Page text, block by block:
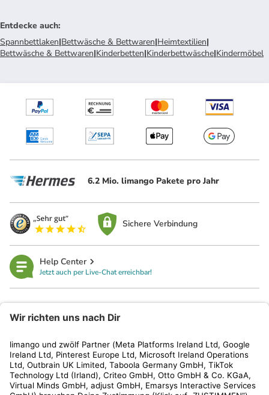
Entdecke auch:
Spannbettlaken|Bettwäsche & Bettwaren|Heimtextilien|
Bettwäsche & Bettwaren|Kinderbetten|Kinderbettwäsche|Kindermöbel
6.2 Mio. limango Pakete pro Jahr
Sichere Verbindung
Help Center
Jetzt auch per Live-Chat erreichbar!
Kundenservice
Shop